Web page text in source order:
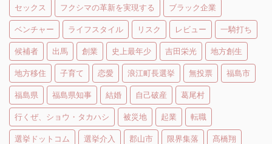
セックス フクシマの革新を実現する ブラック企業
ベンチャー ライフスタイル リスク レビュー 一騎打ち
候補者 出馬 創業 史上最年少 吉田栄光 地方創生
地方移住 子育て 恋愛 浪江町長選挙 無投票 福島市
福島県 福島県知事 結婚 自己破産 葛尾村
行くぜ、ショウ・タカハシ 被災地 起業 転職
選挙ドットコム 選挙介入 郡山市 限界集落 髙橋翔